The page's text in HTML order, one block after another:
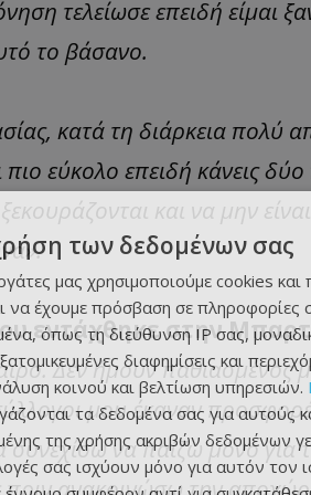
τελείωσε επειδή είμαι
το βάσανο.
κατά τη διάρκεια πολύ
εύκολο επειδή κάνεις
και να μην
εντάχθηκε στην
Δεν ήμουν παθιασμένος
μου έκαναν
συνεχίσω να παίζω μόνο
πριν ανακοινώσω την
των δεδομένων σας
μας χρησιμοποιούμε cookies
να έχουμε πρόσβαση σε πληροφορίες
όπως τη διεύθυνση IP σας,
διαφημίσεις και
κοινού και βελτίωση υπηρεσιών.
τα δεδομένα σας για αυτούς
της χρήσης ακριβών δεδομένων
σας ισχύουν μόνο για αυτόν τον